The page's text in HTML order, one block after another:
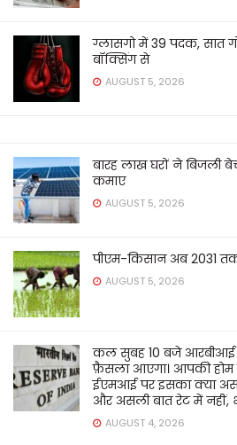
ग्लासगो में 39 पदक, सात
बॉक्सिंग से
AUGUST 5, 2026
बारह लाख घरों ने बिजली
कमाए
AUGUST 5, 2026
पीएम-किसान अब 2031
AUGUST 5, 2026
कल सुबह 10 बजे
फ़ैसला आएगा। आपकी होम
ईएमआई पर इसका क्या
और असली बात रेट में नहीं,
AUGUST 4, 2026